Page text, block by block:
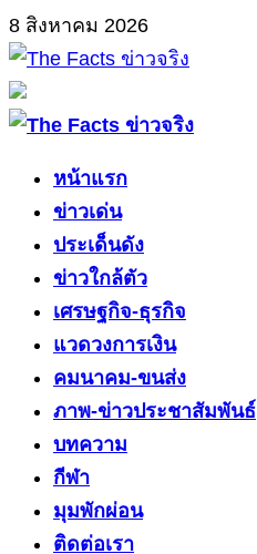
Skip
to
content
8 สิงหาคม 2026
Primary
หน้าแรก
ข่าวเด่น
ประเด็นดัง
ข่าวใกล้ตัว
เศรษฐกิจ-ธุรกิจ
แวดวงการเงิน
คมนาคม-ขนส่ง
ภาพ-ข่าวประชาสัมพันธ์
บทความ
กีฬา
มุมพักผ่อน
ติดต่อเรา